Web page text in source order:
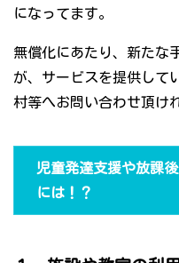
になってます。
無償化にあたり、新たな
が、サービスを提供して
村等へお問い合わせ頂け
児童発達支援や放課
には！？